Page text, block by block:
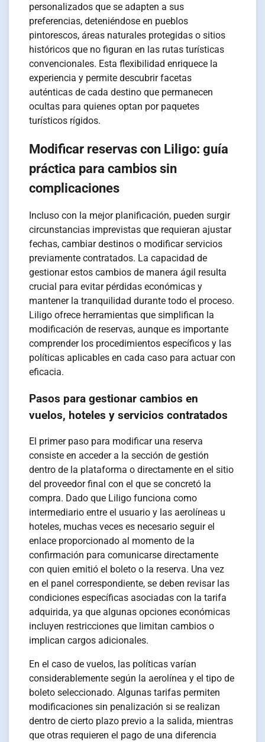
personalizados que se adapten a sus
preferencias, deteniéndose en pueblos
pintorescos, áreas naturales protegidas o sitios
históricos que no figuran en las rutas turísticas
convencionales. Esta flexibilidad enriquece la
experiencia y permite descubrir facetas
auténticas de cada destino que permanecen
ocultas para quienes optan por paquetes
turísticos rígidos.
Modificar reservas con Liligo: guía
práctica para cambios sin
complicaciones
Incluso con la mejor planificación, pueden surgir
circunstancias imprevistas que requieran ajustar
fechas, cambiar destinos o modificar servicios
previamente contratados. La capacidad de
gestionar estos cambios de manera ágil resulta
crucial para evitar pérdidas económicas y
mantener la tranquilidad durante todo el proceso.
Liligo ofrece herramientas que simplifican la
modificación de reservas, aunque es importante
comprender los procedimientos específicos y las
políticas aplicables en cada caso para actuar con
eficacia.
Pasos para gestionar cambios en
vuelos, hoteles y servicios contratados
El primer paso para modificar una reserva
consiste en acceder a la sección de gestión
dentro de la plataforma o directamente en el sitio
del proveedor final con el que se concretó la
compra. Dado que Liligo funciona como
intermediario entre el usuario y las aerolíneas u
hoteles, muchas veces es necesario seguir el
enlace proporcionado al momento de la
confirmación para comunicarse directamente
con quien emitió el boleto o la reserva. Una vez
en el panel correspondiente, se deben revisar las
condiciones específicas asociadas con la tarifa
adquirida, ya que algunas opciones económicas
incluyen restricciones que limitan cambios o
implican cargos adicionales.
En el caso de vuelos, las políticas varían
considerablemente según la aerolínea y el tipo de
boleto seleccionado. Algunas tarifas permiten
modificaciones sin penalización si se realizan
dentro de cierto plazo previo a la salida, mientras
que otras requieren el pago de una diferencia